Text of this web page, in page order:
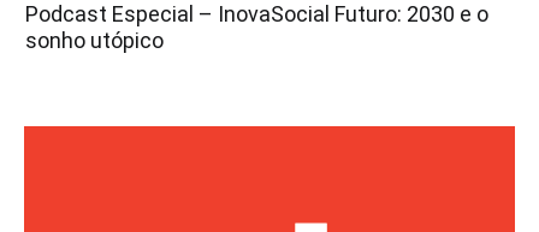
Podcast Especial – InovaSocial Futuro: 2030 e o
sonho utópico